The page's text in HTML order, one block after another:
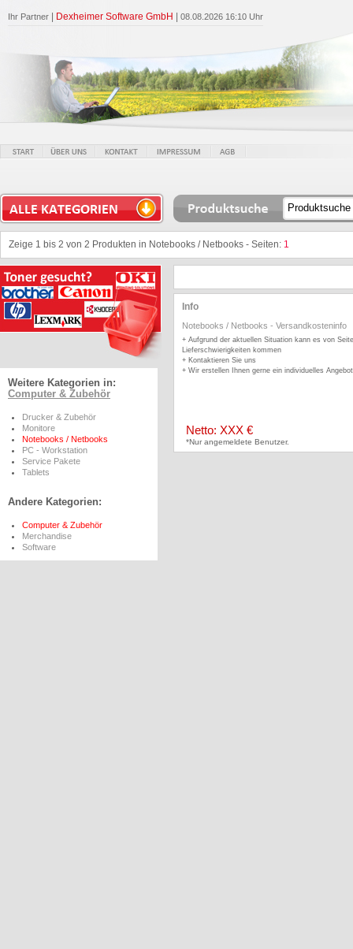
Ihr Partner Dexheimer Software GmbH 08.08.2026 16:10 Uhr
Zeige 1 bis 2 von 2 Produkten in Notebooks / Netbooks - Seiten: 1
Weitere Kategorien in:
Computer & Zubehör
Drucker & Zubehör
Monitore
Notebooks / Netbooks
PC - Workstation
Service Pakete
Tablets
Andere Kategorien:
Computer & Zubehör
Merchandise
Software
Netto: XXX €
*Nur angemeldete Benutzer.
Info
Notebooks / Netbooks - Versandkosteninfo
+ Aufgrund der aktuellen Situation kann es von
Lieferschwierigkeiten kommen
+ Kontaktieren Sie uns
+ Wir erstellen Ihnen gerne ein individuelles Angebot